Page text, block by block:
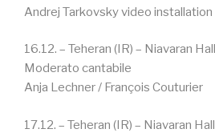
Andrej Tarkovsky video installation
16.12. – Teheran (IR) – Niavaran Hall
Moderato cantabile
Anja Lechner / François Couturier
17.12. – Teheran (IR) – Niavaran Hall